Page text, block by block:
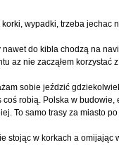
wypadki, trzeba jechac
do kibla chodzą na
az nie zacząłem
sobie jeździć
robią. Polska w
To samo trasy za miasto
stojąc w korkach a